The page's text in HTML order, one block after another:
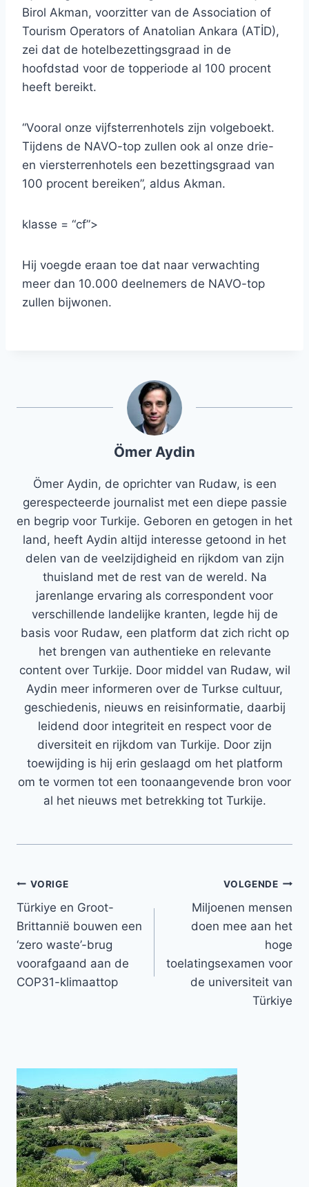
Birol Akman, voorzitter van de Association of
Tourism Operators of Anatolian Ankara (ATİD),
zei dat de hotelbezettingsgraad in de
hoofdstad voor de topperiode al 100 procent
heeft bereikt.
“Vooral onze vijfsterrenhotels zijn volgeboekt.
Tijdens de NAVO-top zullen ook al onze drie-
en viersterrenhotels een bezettingsgraad van
100 procent bereiken”, aldus Akman.
klasse = “cf”>
Hij voegde eraan toe dat naar verwachting
meer dan 10.000 deelnemers de NAVO-top
zullen bijwonen.
Ömer Aydin
Ömer Aydin, de oprichter van Rudaw, is een
gerespecteerde journalist met een diepe passie
en begrip voor Turkije. Geboren en getogen in het
land, heeft Aydin altijd interesse getoond in het
delen van de veelzijdigheid en rijkdom van zijn
thuisland met de rest van de wereld. Na
jarenlange ervaring als correspondent voor
verschillende landelijke kranten, legde hij de
basis voor Rudaw, een platform dat zich richt op
het brengen van authentieke en relevante
content over Turkije. Door middel van Rudaw, wil
Aydin meer informeren over de Turkse cultuur,
geschiedenis, nieuws en reisinformatie, daarbij
leidend door integriteit en respect voor de
diversiteit en rijkdom van Turkije. Door zijn
toewijding is hij erin geslaagd om het platform
om te vormen tot een toonaangevende bron voor
al het nieuws met betrekking tot Turkije.
Bericht
navigatie
VORIGE
Türkiye en Groot-
Brittannië bouwen een
‘zero waste’-brug
voorafgaand aan de
COP31-klimaattop
VOLGENDE
Miljoenen mensen
doen mee aan het
hoge
toelatingsexamen voor
de universiteit van
Türkiye